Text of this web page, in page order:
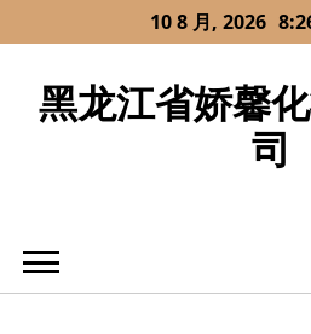
to
10 8 月, 2026
黑龙江省娇馨
司